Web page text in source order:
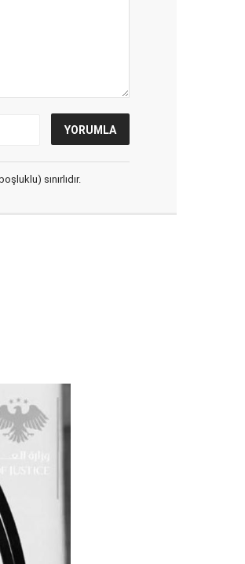
sınırlıdır.